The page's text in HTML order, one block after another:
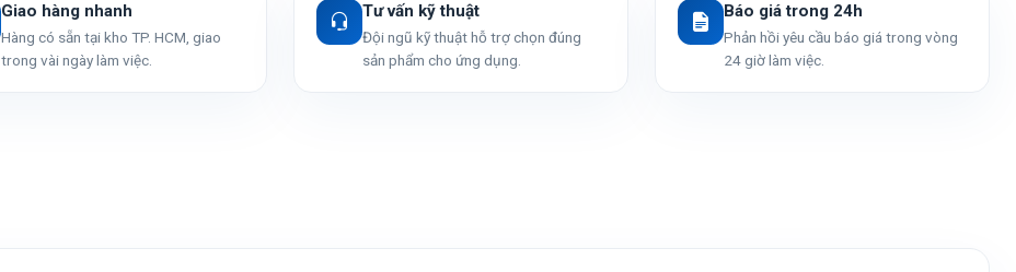
Giao hàng nhanh
Hàng có sẵn tại kho TP. HCM, giao
trong vài ngày làm việc.
Tư vấn kỹ thuật
Đội ngũ kỹ thuật hỗ trợ chọn đúng
sản phẩm cho ứng dụng.
Báo giá trong 24h
Phản hồi yêu cầu báo giá trong vòng
24 giờ làm việc.